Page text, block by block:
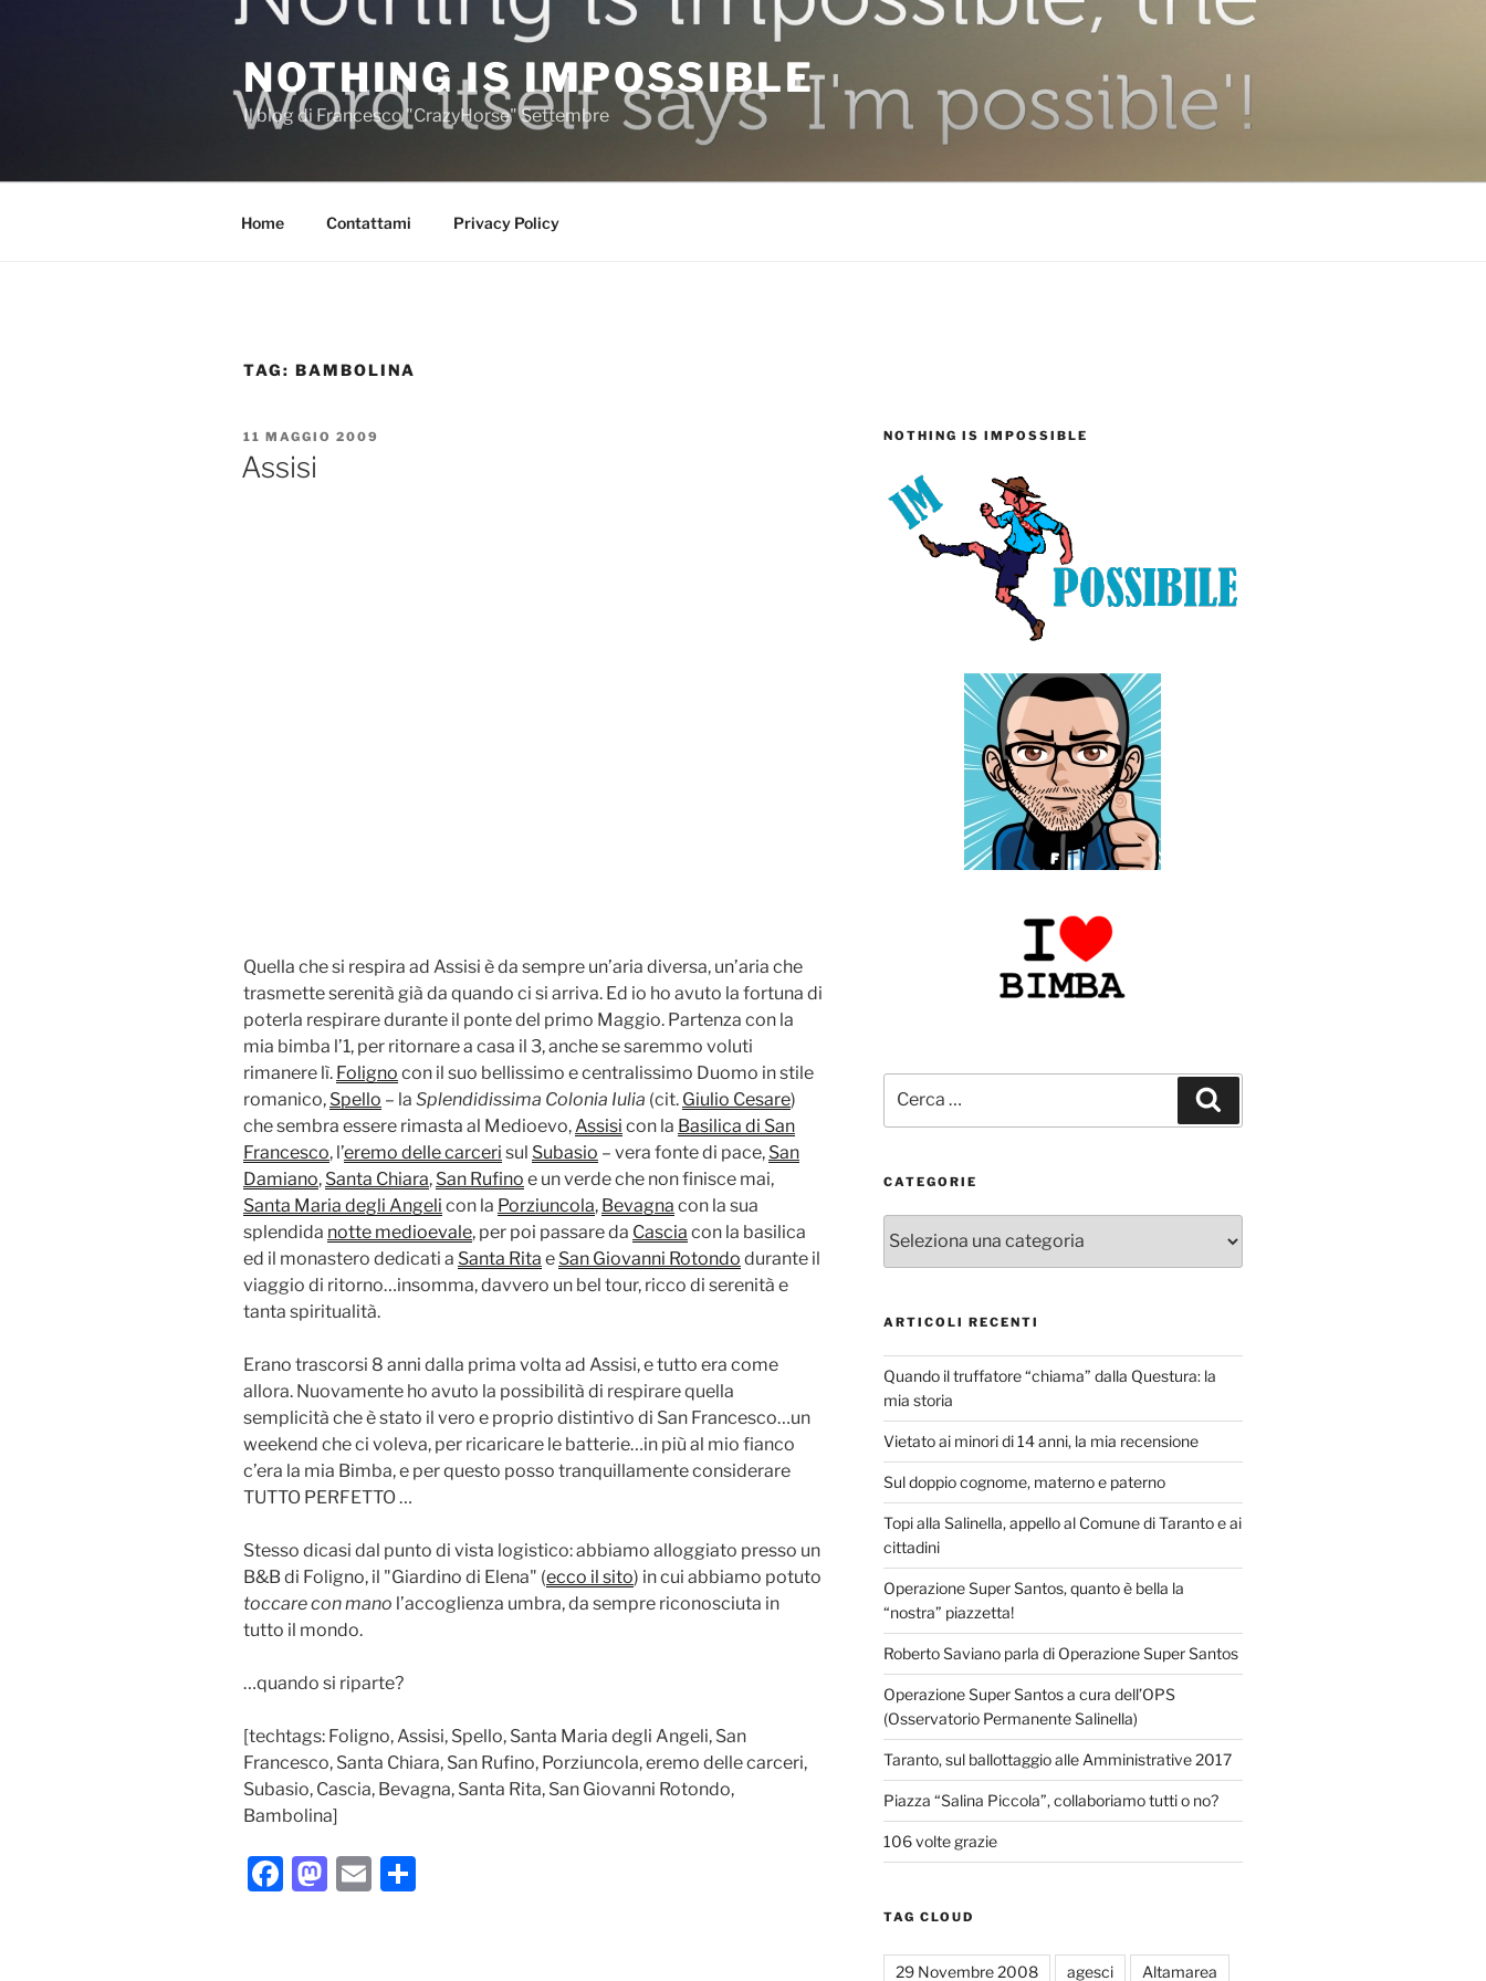
NOTHING IS IMPOSSIBLE
Il blog di Francesco "CrazyHorse" Settembre
Home Contattami Privacy Policy
TAG: BAMBOLINA
PUBBLICATO
IL
11 MAGGIO 2009
Assisi
Quella che si respira ad Assisi è da sempre un’aria diversa, un’aria che
trasmette serenità già da quando ci si arriva. Ed io ho avuto la fortuna di
poterla respirare durante il ponte del primo Maggio. Partenza con la
mia bimba l’1, per ritornare a casa il 3, anche se saremmo voluti
rimanere lì. Foligno con il suo bellissimo e centralissimo Duomo in stile
romanico, Spello – la Splendidissima Colonia Iulia (cit. Giulio Cesare)
che sembra essere rimasta al Medioevo, Assisi con la Basilica di San
Francesco, l’eremo delle carceri sul Subasio – vera fonte di pace, San
Damiano, Santa Chiara, San Rufino e un verde che non finisce mai,
Santa Maria degli Angeli con la Porziuncola, Bevagna con la sua
splendida notte medioevale, per poi passare da Cascia con la basilica
ed il monastero dedicati a Santa Rita e San Giovanni Rotondo durante il
viaggio di ritorno…insomma, davvero un bel tour, ricco di serenità e
tanta spiritualità.
Erano trascorsi 8 anni dalla prima volta ad Assisi, e tutto era come
allora. Nuovamente ho avuto la possibilità di respirare quella
semplicità che è stato il vero e proprio distintivo di San Francesco…un
weekend che ci voleva, per ricaricare le batterie…in più al mio fianco
c’era la mia Bimba, e per questo posso tranquillamente considerare
TUTTO PERFETTO…
Stesso dicasi dal punto di vista logistico: abbiamo alloggiato presso un
B&B di Foligno, il "Giardino di Elena" (ecco il sito) in cui abbiamo potuto
toccare con mano l’accoglienza umbra, da sempre riconosciuta in
tutto il mondo.
…quando si riparte?
[techtags: Foligno, Assisi, Spello, Santa Maria degli Angeli, San
Francesco, Santa Chiara, San Rufino, Porziuncola, eremo delle carceri,
Subasio, Cascia, Bevagna, Santa Rita, San Giovanni Rotondo,
Bambolina]
F
M E
NOTHING IS IMPOSSIBLE
CATEGORIE
ARTICOLI RECENTI
Quando il truffatore “chiama” dalla Questura: la
mia storia
Vietato ai minori di 14 anni, la mia recensione
Sul doppio cognome, materno e paterno
Topi alla Salinella, appello al Comune di Taranto e ai
cittadini
Operazione Super Santos, quanto è bella la
“nostra” piazzetta!
Roberto Saviano parla di Operazione Super Santos
Operazione Super Santos a cura dell’OPS
(Osservatorio Permanente Salinella)
Taranto, sul ballottaggio alle Amministrative 2017
Piazza “Salina Piccola”, collaboriamo tutti o no?
106 volte grazie
TAG CLOUD
29 Novembre 2008 agesci Altamarea